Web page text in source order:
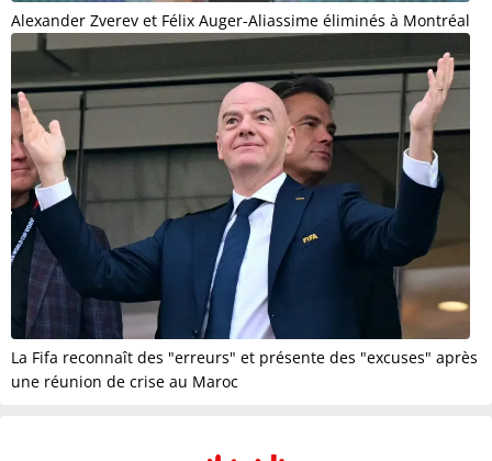
Alexander Zverev et Félix Auger-Aliassime éliminés à Montréal
La Fifa reconnaît des "erreurs" et présente des "excuses" après
une réunion de crise au Maroc